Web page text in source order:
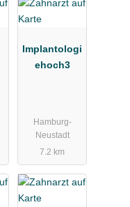
Implantologi
ehoch3
Hamburg-
Neustadt
7.2 km